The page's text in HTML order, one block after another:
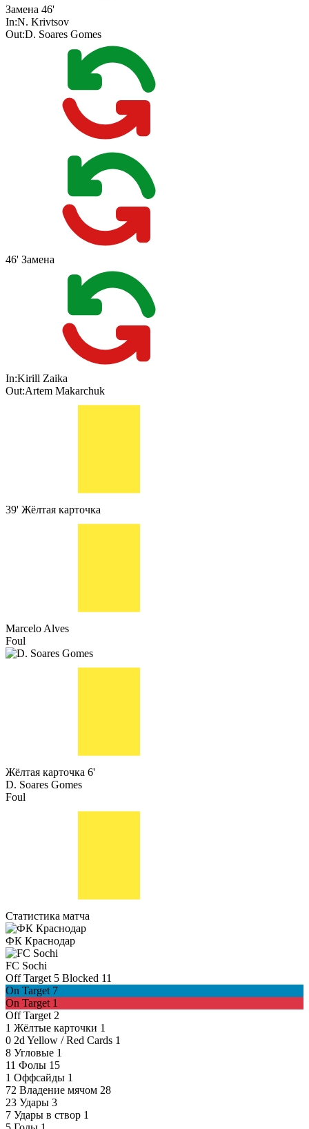
Замена 46'
In:N. Krivtsov
Out:D. Soares Gomes
46' Замена
In:Kirill Zaika
Out:Artem Makarchuk
39' Жёлтая карточка
Marcelo Alves
Foul
Жёлтая карточка 6'
D. Soares Gomes
Foul
Статистика матча
ФК Краснодар
FC Sochi
Off Target 5 Blocked 11
On Target 7
On Target 1
Off Target 2
1 Жёлтые карточки 1
0 2d Yellow / Red Cards 1
8 Угловые 1
11 Фолы 15
1 Оффсайды 1
72 Владение мячом 28
23 Удары 3
7 Удары в створ 1